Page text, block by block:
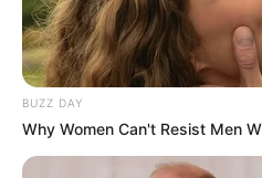
BUZZ DAY
Why Women Can't Resist Men